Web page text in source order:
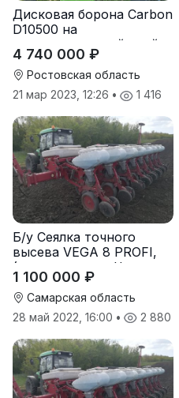
Дисковая борона Carbon
D10500 на
подпружиненной стойке
(3D)
4 740 000 ₽
Ростовская область
21 мар 2023, 12:26 • 1 416
Б/у Сеялка точного
высева VEGA 8 PROFI,
(производство Червона
Зирка), 2016 г., в
отличном состоянии
1 100 000 ₽
Самарская область
28 май 2022, 16:00 • 2 880